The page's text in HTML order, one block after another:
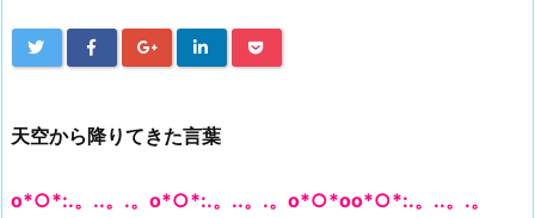
天空から降りてきた言葉
o*○*:.。..。.。o*○*:.。..。.。o*○*oo*○*:.。..。.。